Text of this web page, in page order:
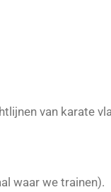
van karate
waar we trainen).